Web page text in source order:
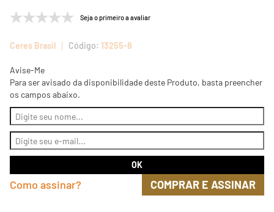
Seja o primeiro a avaliar
Ceres Brasil 13255-8
Avise-Me
Para ser avisado da disponibilidade deste Produto, basta preencher
os campos abaixo.
Como assinar? COMPRAR E ASSINAR